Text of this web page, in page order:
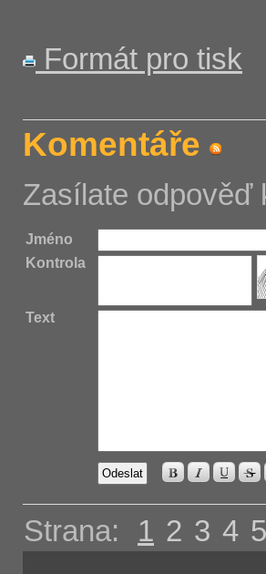
Formát pro tisk
Komentáře
Zasílate odpověď
Jméno
Kontrola
Text
Strana: 1 2 3 4 5